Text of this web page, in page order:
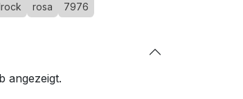
rosa 7976
angezeigt.